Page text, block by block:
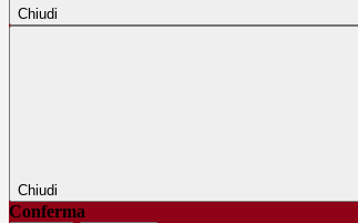
Chiudi
Chiudi
Conferma